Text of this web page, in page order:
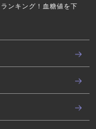
ンキング！血糖値を下